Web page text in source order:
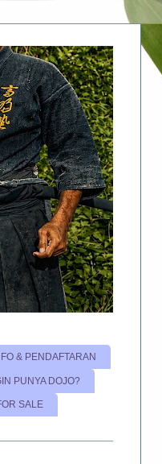
& PENDAFTARAN
PUNYA DOJO?
SALE